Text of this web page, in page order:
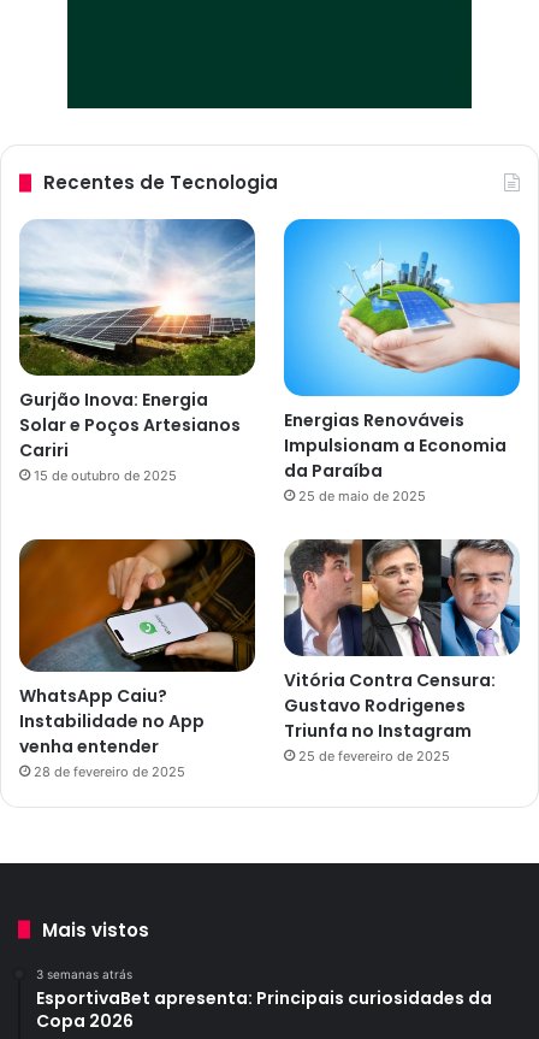
Recentes de Tecnologia
Gurjão Inova: Energia
Solar e Poços Artesianos
Cariri
15 de outubro de 2025
Energias Renováveis
Impulsionam a Economia
da Paraíba
25 de maio de 2025
WhatsApp Caiu?
Instabilidade no App
venha entender
28 de fevereiro de 2025
Vitória Contra Censura:
Gustavo Rodrigenes
Triunfa no Instagram
25 de fevereiro de 2025
Mais vistos
3 semanas atrás
EsportivaBet apresenta: Principais curiosidades da
Copa 2026